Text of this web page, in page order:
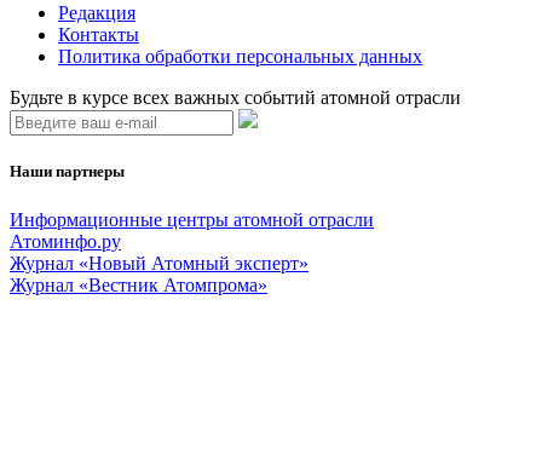
Редакция
Контакты
Политика обработки персональных данных
Будьте в курсе всех важных событий атомной отрасли
Наши партнеры
Информационные центры атомной отрасли
Атоминфо.ру
Журнал «Новый Атомный эксперт»
Журнал «Вестник Атомпрома»